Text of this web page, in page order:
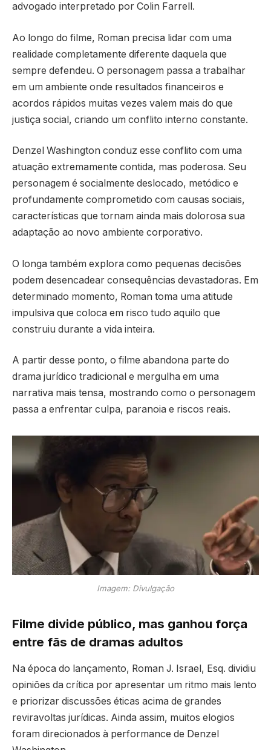
advogado interpretado por Colin Farrell.
Ao longo do filme, Roman precisa lidar com uma
realidade completamente diferente daquela que
sempre defendeu. O personagem passa a trabalhar
em um ambiente onde resultados financeiros e
acordos rápidos muitas vezes valem mais do que
justiça social, criando um conflito interno constante.
Denzel Washington conduz esse conflito com uma
atuação extremamente contida, mas poderosa. Seu
personagem é socialmente deslocado, metódico e
profundamente comprometido com causas sociais,
características que tornam ainda mais dolorosa sua
adaptação ao novo ambiente corporativo.
O longa também explora como pequenas decisões
podem desencadear consequências devastadoras. Em
determinado momento, Roman toma uma atitude
impulsiva que coloca em risco tudo aquilo que
construiu durante a vida inteira.
A partir desse ponto, o filme abandona parte do
drama jurídico tradicional e mergulha em uma
narrativa mais tensa, mostrando como o personagem
passa a enfrentar culpa, paranoia e riscos reais.
Imagem: Divulgação
Filme divide público, mas ganhou força
entre fãs de dramas adultos
Na época do lançamento, Roman J. Israel, Esq. dividiu
opiniões da crítica por apresentar um ritmo mais lento
e priorizar discussões éticas acima de grandes
reviravoltas jurídicas. Ainda assim, muitos elogios
foram direcionados à performance de Denzel